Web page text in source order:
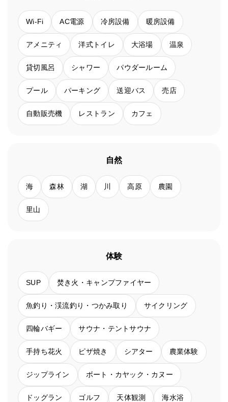
Wi-Fi AC電源 冷房設備 暖房設備
アメニティ 洋式トイレ 大浴場 温泉
貸切風呂 シャワー パウダールーム
プール パーキング 送迎バス 売店
自動販売機 レストラン カフェ
自然
海 森林 湖 川 高原 農園
里山
体験
SUP 焚き火・キャンプファイヤー
魚釣り・渓流釣り・つかみ取り サイクリング
四輪バギー サウナ・テントサウナ
手持ち花火 ピザ焼き シアター 農業体験
ジップライン ボート・カヤック・カヌー
ドッグラン ゴルフ 天体観測 海水浴